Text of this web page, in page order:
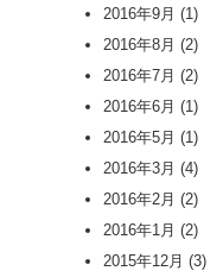
2016年9月 (1)
2016年8月 (2)
2016年7月 (2)
2016年6月 (1)
2016年5月 (1)
2016年3月 (4)
2016年2月 (2)
2016年1月 (2)
2015年12月 (3)